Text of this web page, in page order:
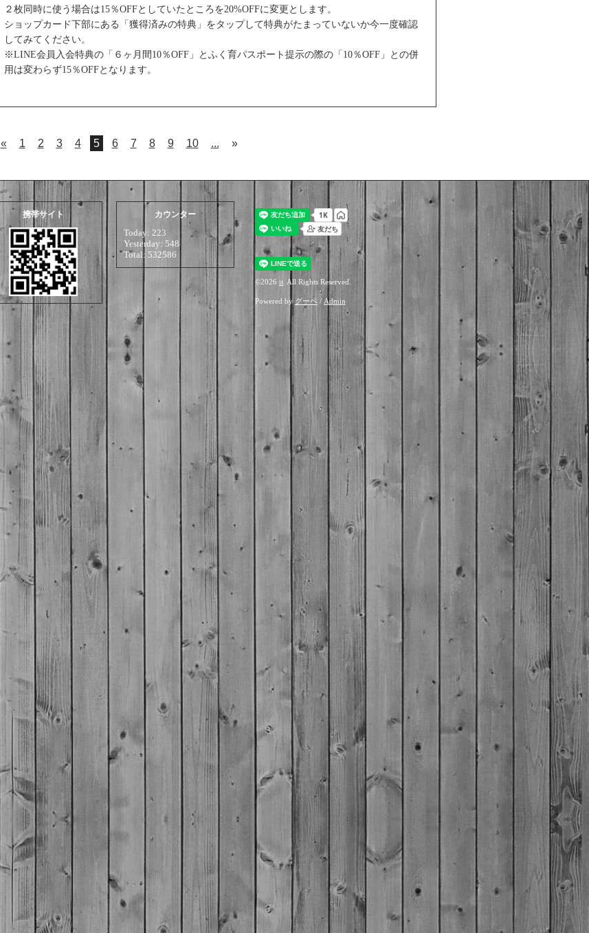
２枚同時に使う場合は15％OFFとしていたところを20%OFFに変更とします。
ショップカード下部にある「獲得済みの特典」をタップして特典がたまっていないか今一度確認
してみてください。
※LINE会員入会特典の「６ヶ月間10％OFF」とふく育パスポート提示の際の「10％OFF」との併
用は変わらず15％OFFとなります。
« 1 2 3 4 5 6 7 8 9 10 ... »
携帯サイト カウンター
Today: 223
Yesterday: 548
Total: 532586
©2026 it . All Rights Reserved.
Powered by グーペ / Admin